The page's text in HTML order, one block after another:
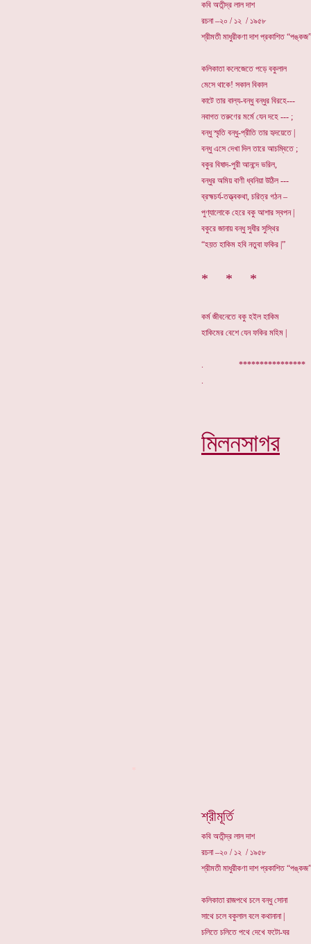
কবি অতীন্দ্র লাল দাশ
রচনা –২০ / ১২ / ১৯৫৮
শ্রীমতী মাধুরীকণা দাশ প্রকাশিত
কলিকাতা কলেজেতে পড়ে বকুলাল
মেসে থাকে! সকাল বিকাল
কাটে তার বাল্য-বন্ধু বন্ধুর বিরহে---
নবাগত তরুণের মর্মে যেন দহে --- ;
বন্ধু স্মৃতি বন্ধু-প্রীতি তার হৃদয়েতে |
বন্ধু এসে দেখা দিল তারে আচম্বিতে ;
বকুর বিষাদ-পুরী আনন্দে ভরিল,
বন্ধুর অমিয় বাণী ধ্বনিয়া উঠিল ---
ব্রহ্মচর্য-তত্ত্বকথা, চরিত্র গঠন –
পুণ্যালোকে হেরে বকু আশার স্বপন |
বকুরে জানায় বন্ধু সুধীর সুস্থির
“হয়ত হাকিম হবি নতুবা ফকির |”
* * *
কর্ম জীবনেতে বকু হইল হাকিম
হাকিমের বেশে যেন ফকির মহিম |
.
মিলনসাগর
শ্রীমূর্তি
কবি অতীন্দ্র লাল দাশ
রচনা –২০ / ১২ / ১৯৫৮
শ্রীমতী মাধুরীকণা দাশ প্রকাশিত
কলিকাতা রাজপথে চলে বন্ধু সোনা
সাথে চলে বকুলাল বলে কথানানা |
চলিতে চলিতে পথে দেখে ফটো-ঘর